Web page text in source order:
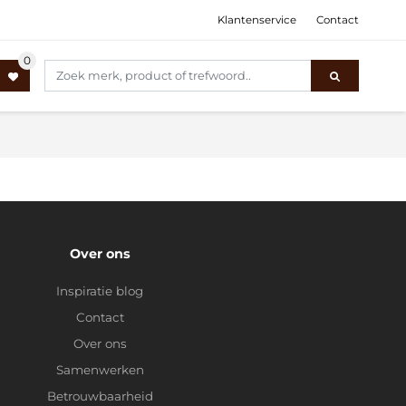
Klantenservice Contact
Over ons
Inspiratie blog
Contact
Over ons
Samenwerken
Betrouwbaarheid